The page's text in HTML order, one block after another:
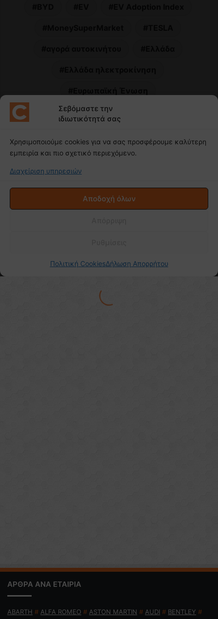
ΑΡΘΡΑ ΑΝΑ ΕΤΑΙΡΙΑ
ABARTH # ALFA ROMEO # ASTON MARTIN # AUDI # BENTLEY #